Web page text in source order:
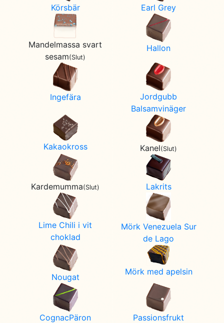
Körsbär Earl Grey
Mandelmassa svart
sesam(Slut)
Hallon
Ingefära
Jordgubb
Balsamvinäger
Kakaokross Kanel(Slut)
Kardemumma(Slut) Lakrits
Lime Chili i vit
choklad
Mörk Venezuela Sur
de Lago
Nougat
Mörk med apelsin
CognacPäron Passionsfrukt